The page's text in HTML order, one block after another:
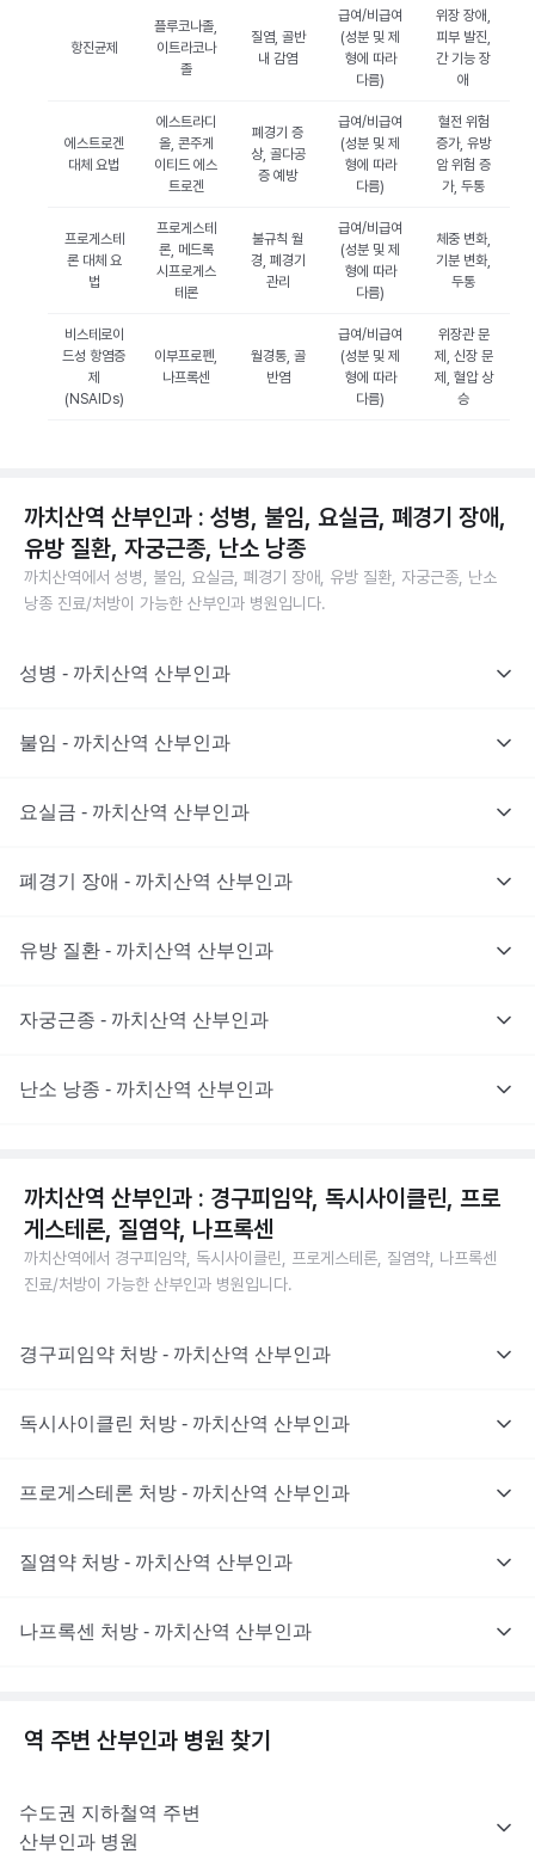
항진균제
플루코나졸,
이트라코나
졸
질염, 골반
내 감염
급여/비급여
(성분 및 제
형에 따라
다름)
위장 장애,
피부 발진,
간 기능 장
애
에스트로겐
대체 요법
에스트라디
올, 콘주게
이티드 에스
트로겐
폐경기 증
상, 골다공
증 예방
급여/비급여
(성분 및 제
형에 따라
다름)
혈전 위험
증가, 유방
암 위험 증
가, 두통
프로게스테
론 대체 요
법
프로게스테
론, 메드록
시프로게스
테론
불규칙 월
경, 폐경기
관리
급여/비급여
(성분 및 제
형에 따라
다름)
체중 변화,
기분 변화,
두통
비스테로이
드성 항염증
제
(NSAIDs)
이부프로펜,
나프록센
월경통, 골
반염
급여/비급여
(성분 및 제
형에 따라
다름)
위장관 문
제, 신장 문
제, 혈압 상
승
까치산역 산부인과 : 성병, 불임, 요실금, 폐경기 장애,
유방 질환, 자궁근종, 난소 낭종
까치산역에서 성병, 불임, 요실금, 폐경기 장애, 유방 질환, 자궁근종, 난소
낭종 진료/처방이 가능한 산부인과 병원입니다.
성병 - 까치산역 산부인과
불임 - 까치산역 산부인과
요실금 - 까치산역 산부인과
폐경기 장애 - 까치산역 산부인과
유방 질환 - 까치산역 산부인과
자궁근종 - 까치산역 산부인과
난소 낭종 - 까치산역 산부인과
까치산역 산부인과 : 경구피임약, 독시사이클린, 프로
게스테론, 질염약, 나프록센
까치산역에서 경구피임약, 독시사이클린, 프로게스테론, 질염약, 나프록센
진료/처방이 가능한 산부인과 병원입니다.
경구피임약 처방 - 까치산역 산부인과
독시사이클린 처방 - 까치산역 산부인과
프로게스테론 처방 - 까치산역 산부인과
질염약 처방 - 까치산역 산부인과
나프록센 처방 - 까치산역 산부인과
역 주변 산부인과 병원 찾기
수도권 지하철역 주변
산부인과 병원